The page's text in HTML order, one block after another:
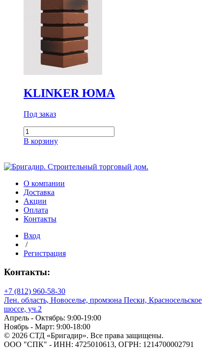
KLINKER ЮМА
Под заказ
Количество
товара
KLINKER
В корзину
О компании
Доставка
Акции
Оплата
Контакты
Вход
/
Регистрация
Контакты:
+7 (812) 960-58-30
Лен. область, Новоселье, промзона Пески, Красносельское
шоссе, уч.2
Апрель - Октябрь: 9:00-19:00
Ноябрь - Март: 9:00-18:00
© 2026 СТД «Бригадир». Все права защищены.
ООО "СПК" - ИНН: 4725010613, ОГРН: 1214700002791